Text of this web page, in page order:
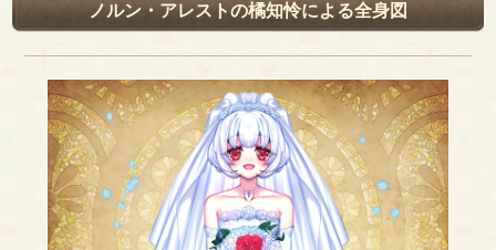
ノルン・アレストの橘知怜による全身図